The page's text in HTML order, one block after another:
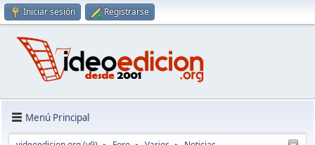
Iniciar sesión Registrarse
Menú Principal